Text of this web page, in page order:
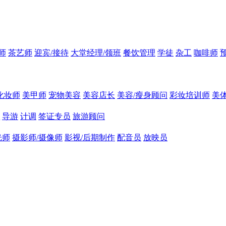
茶艺师 迎宾/接待 大堂经理/领班 餐饮管理 学徒 杂工 咖啡师
妆师 美甲师 宠物美容 美容店长 美容/瘦身顾问 彩妆培训师 美
导游 计调 签证专员 旅游顾问
师 摄影师/摄像师 影视/后期制作 配音员 放映员